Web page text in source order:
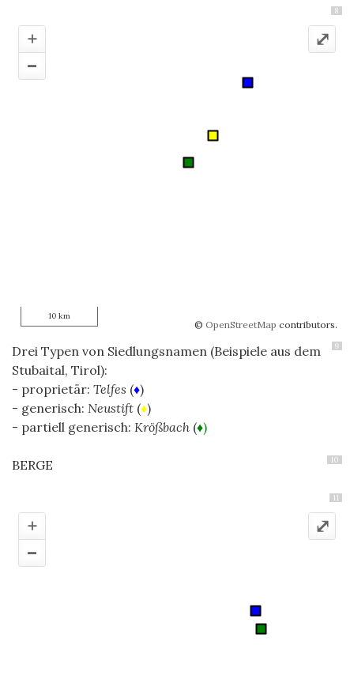
8
+
–
© OpenStreetMap contributors.
⤢
10 km
9
Drei Typen von Siedlungsnamen (Beispiele aus dem
Stubaital, Tirol):
- proprietär: Telfes (♦)
- generisch: Neustift (♦)
- partiell generisch: Krößbach (♦)
10
BERGE
11
+
–
⤢